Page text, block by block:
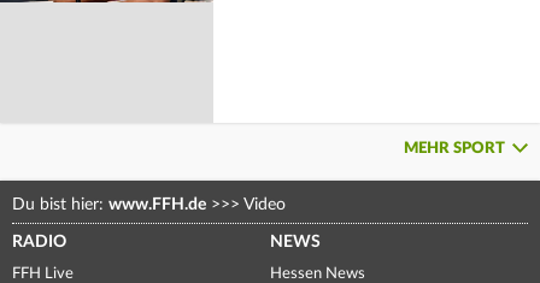
MEHR SPORT
Du bist hier: www.FFH.de >>> Video
RADIO
FFH Live
NEWS
Hessen News